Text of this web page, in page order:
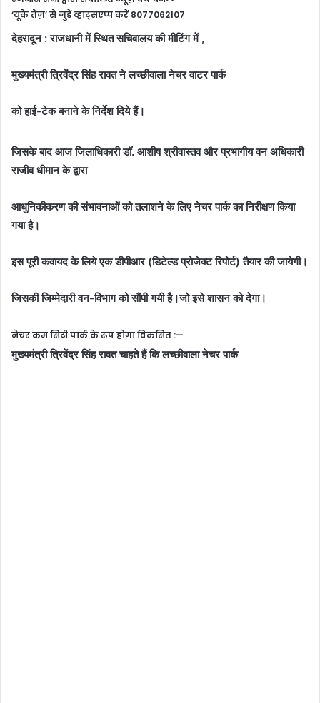
‘यूके तेज़’ से जुड़ें व्हाट्सएप्प करें 8077062107
देहरादून : राजधानी में स्थित सचिवालय की मीटिंग में ,
मुख्यमंत्री त्रिवेंद्र सिंह रावत ने लच्छीवाला नेचर वाटर पार्क
को हाई-टेक बनाने के निर्देश दिये हैं।
जिसके बाद आज जिलाधिकारी डॉ. आशीष श्रीवास्तव और प्रभागीय वन अधिकारी
राजीव धीमान के द्वारा
आधुनिकीकरण की संभावनाओं को तलाशने के लिए नेचर पार्क का निरीक्षण किया
गया है।
इस पूरी कवायद के लिये एक डीपीआर (डिटेल्ड प्रोजेक्ट रिपोर्ट) तैयार की जायेगी।
जिसकी जिम्मेदारी वन-विभाग को सौंपी गयी है।जो इसे शासन को देगा।
नेचर कम सिटी पार्क के रूप होगा विकसित :—
मुख्यमंत्री त्रिवेंद्र सिंह रावत चाहते हैं कि लच्छीवाला नेचर पार्क